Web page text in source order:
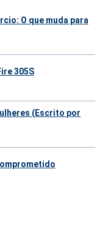
O que muda para
305S
(Escrito por